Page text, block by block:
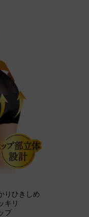
りひきしめ
キリ
プ